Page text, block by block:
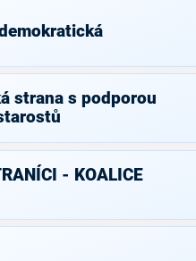
strana s podporou
- KOALICE